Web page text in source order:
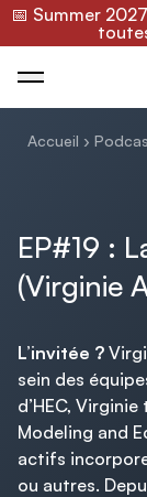
📅 Summer
Accueil ›
EP#19 :
(Virginie
L’invitée ?
sein des
d’HEC,
Modeling and
actifs
ou autres.